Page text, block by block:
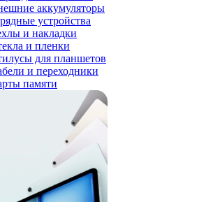
аккумуляторы
устройства
и накладки
и пленки
для планшетов
и переходники
памяти